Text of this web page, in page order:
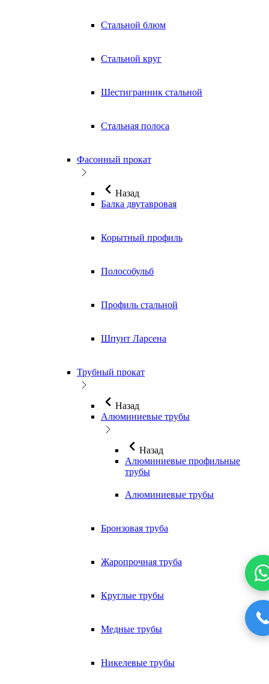
Стальной блюм
Стальной круг
Шестигранник стальной
Стальная полоса
Фасонный прокат
Назад
Балка двутавровая
Корытный профиль
Полособульб
Профиль стальной
Шпунт Ларсена
Трубный прокат
Назад
Алюминиевые трубы
Назад
Алюминиевые профильные
трубы
Алюминиевые трубы
Бронзовая труба
Жаропрочная труба
Круглые трубы
Медные трубы
Никелевые трубы